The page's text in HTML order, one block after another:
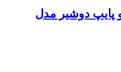
دوشیر مدل